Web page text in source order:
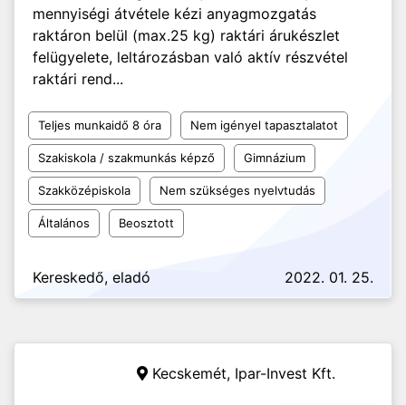
mennyiségi átvétele kézi anyagmozgatás
raktáron belül (max.25 kg) raktári árukészlet
felügyelete, leltározásban való aktív részvétel
raktári rend...
Teljes munkaidő 8 óra Nem igényel tapasztalatot
Szakiskola / szakmunkás képző Gimnázium
Szakközépiskola Nem szükséges nyelvtudás
Általános Beosztott
Kereskedő, eladó 2022. 01. 25.
Kecskemét, Ipar-Invest Kft.